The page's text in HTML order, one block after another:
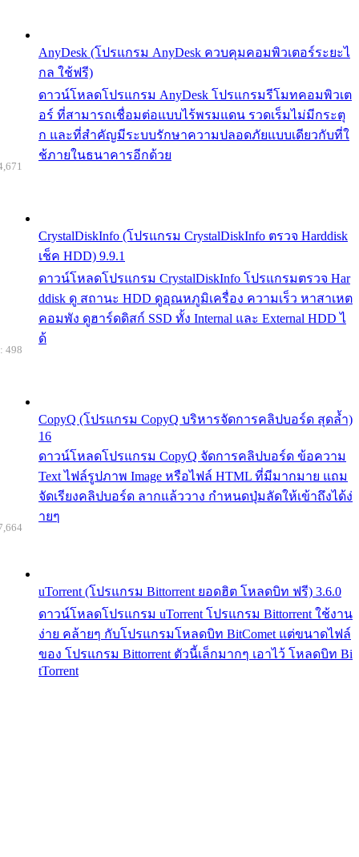
AnyDesk (โปรแกรม AnyDesk ควบคุมคอมพิวเตอร์ระยะไ
กล ใช้ฟรี)
ดาวน์โหลดโปรแกรม AnyDesk โปรแกรมรีโมทคอมพิวเต
อร์ ที่สามารถเชื่อมต่อแบบไร้พรมแดน รวดเร็มไม่มีกระตุ
ก และที่สำคัญมีระบบรักษาความปลอดภัยแบบเดียวกับที่ใ
ช้ภายในธนาคารอีกด้วย
CrystalDiskInfo (โปรแกรม CrystalDiskInfo ตรวจ Harddisk
เช็ค HDD) 9.9.1
ดาวน์โหลดโปรแกรม CrystalDiskInfo โปรแกรมตรวจ Har
ddisk ดู สถานะ HDD ดูอุณหภูมิเครื่อง ความเร็ว หาสาเหต
คอมพัง ดูฮาร์ดดิสก์ SSD ทั้ง Internal และ External HDD ไ
ด้
CopyQ (โปรแกรม CopyQ บริหารจัดการคลิปบอร์ด สุดล้ำ)
16
ดาวน์โหลดโปรแกรม CopyQ จัดการคลิปบอร์ด ข้อความ
Text ไฟล์รูปภาพ Image หรือไฟล์ HTML ที่มีมากมาย แถม
จัดเรียงคลิปบอร์ด ลากแล้ววาง กำหนดปุ่มลัดให้เข้าถึงได้ง่
ายๆ
498
uTorrent (โปรแกรม Bittorrent ยอดฮิต โหลดบิท ฟรี) 3.6.0
ดาวน์โหลดโปรแกรม uTorrent โปรแกรม Bittorrent ใช้งาน
ง่าย คล้ายๆ กับโปรแกรมโหลดบิท BitComet แต่ขนาดไฟล์
ของ โปรแกรม Bittorrent ตัวนี้เล็กมากๆ เอาไว้ โหลดบิท Bi
tTorrent